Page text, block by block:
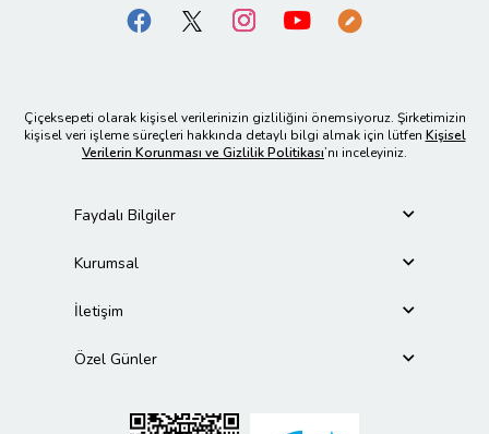
Çiçeksepeti olarak kişisel verilerinizin gizliliğini önemsiyoruz. Şirketimizin
kişisel veri işleme süreçleri hakkında detaylı bilgi almak için lütfen Kişisel
Verilerin Korunması ve Gizlilik Politikası’nı inceleyiniz.
Faydalı Bilgiler
Kurumsal
İletişim
Özel Günler